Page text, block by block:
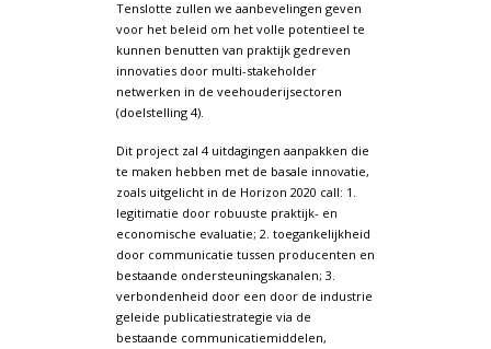
Tenslotte zullen we aanbevelingen geven
voor het beleid om het volle potentieel te
kunnen benutten van praktijk gedreven
innovaties door multi-stakeholder
netwerken in de veehouderijsectoren
(doelstelling 4).
Dit project zal 4 uitdagingen aanpakken die
te maken hebben met de basale innovatie,
zoals uitgelicht in de Horizon 2020 call: 1.
legitimatie door robuuste praktijk- en
economische evaluatie; 2. toegankelijkheid
door communicatie tussen producenten en
bestaande ondersteuningskanalen; 3.
verbondenheid door een door de industrie
geleide publicatiestrategie via de
bestaande communicatiemiddelen,